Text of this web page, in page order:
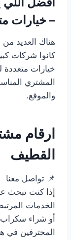
– خيارات
هناك العديد
كانوا شركات
خيارات
المشتري
والموقع.
ارقام
القطيف
📌 تواصل معنا
إذا كنت تبحث
الخدمات
أو شراء
المحترفين في